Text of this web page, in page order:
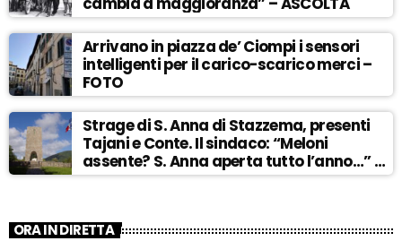
Arrivano in piazza de’ Ciompi i sensori
intelligenti per il carico-scarico merci –
FOTO
Strage di S. Anna di Stazzema, presenti
Tajani e Conte. Il sindaco: “Meloni
assente? S. Anna aperta tutto l’anno…” –
ASCOLTA
ORA IN DIRETTA